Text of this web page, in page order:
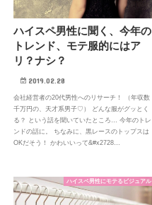
ハイスペ男性に聞く、今年の
トレンド、モテ服的にはア
リ？ナシ？
2019.02.28
会社経営者の20代男性へのリサーチ！ （年収数
千万円の、天才系男子♡） どんな服がグッとく
る？ という話を聞いていたところ… 今年のトレ
ンドの話に。 ちなみに、黒レースのトップスは
OKだそう！ かわいいって&#x2728…
ハイスペ男性にモテるビジュアル